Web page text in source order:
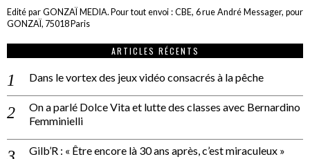
INSTAGRAM
gonzai_magazine
Seul le détail compte.